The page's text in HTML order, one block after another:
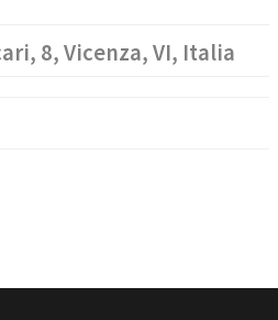
8, Vicenza, VI, Italia